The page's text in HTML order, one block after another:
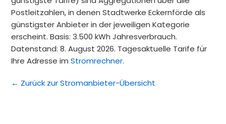
Postleitzahlen, in denen Stadtwerke Eckernförde als
günstigster Anbieter in der jeweiligen Kategorie
erscheint. Basis: 3.500 kWh Jahresverbrauch.
Datenstand: 8. August 2026. Tagesaktuelle Tarife für
Ihre Adresse imStromrechner.
← Zurück zur Stromanbieter-Übersicht